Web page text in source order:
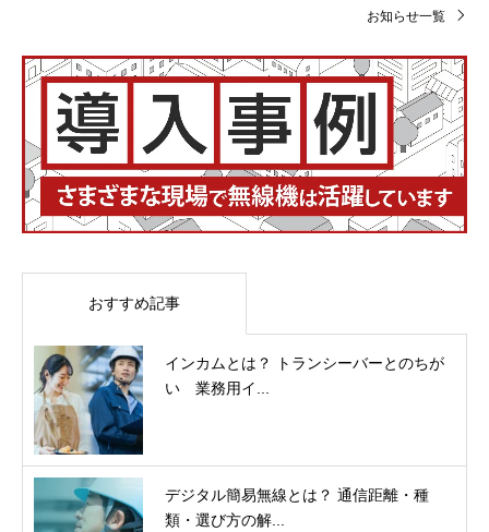
お知らせ一覧
おすすめ記事
インカムとは？ トランシーバーとのちが
い 業務用イ...
デジタル簡易無線とは？ 通信距離・種
類・選び方の解...